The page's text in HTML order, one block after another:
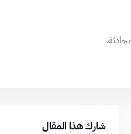
شارك هذا المقال